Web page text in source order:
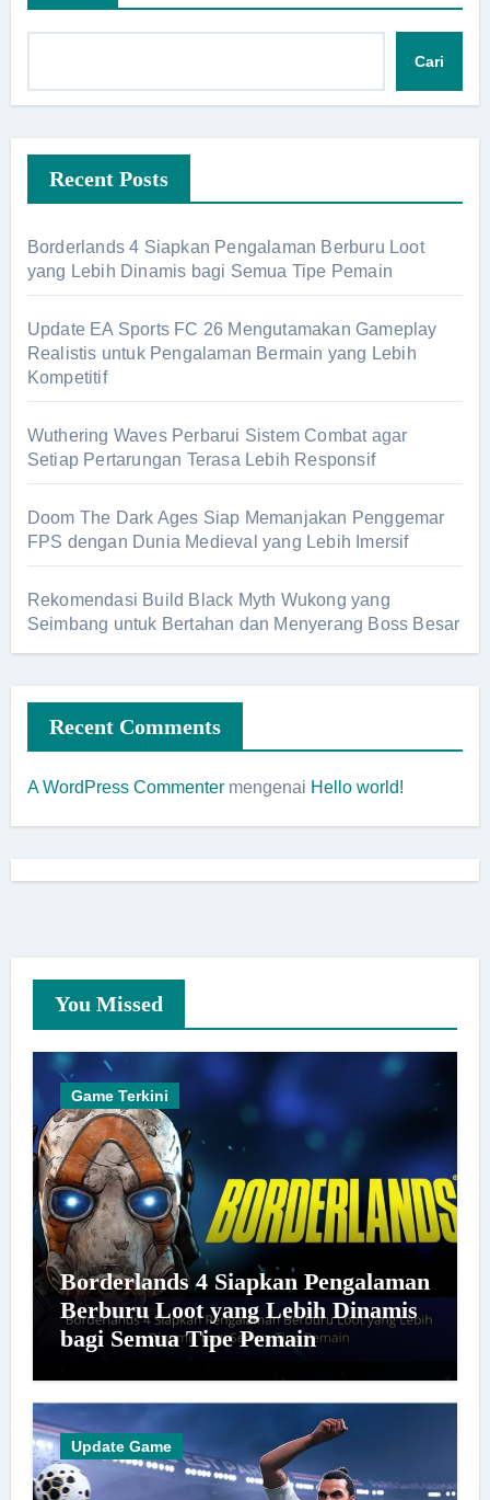
Cari
Recent Posts
Borderlands 4 Siapkan Pengalaman Berburu Loot
yang Lebih Dinamis bagi Semua Tipe Pemain
Update EA Sports FC 26 Mengutamakan Gameplay
Realistis untuk Pengalaman Bermain yang Lebih
Kompetitif
Wuthering Waves Perbarui Sistem Combat agar
Setiap Pertarungan Terasa Lebih Responsif
Doom The Dark Ages Siap Memanjakan Penggemar
FPS dengan Dunia Medieval yang Lebih Imersif
Rekomendasi Build Black Myth Wukong yang
Seimbang untuk Bertahan dan Menyerang Boss Besar
Recent Comments
A WordPress Commentermengenai Hello world!
You Missed
Game Terkini
Borderlands 4 Siapkan Pengalaman
Berburu Loot yang Lebih Dinamis
bagi Semua Tipe Pemain
Update Game